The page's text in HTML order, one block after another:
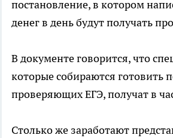
постановление, в котором
денег в день будут получать
В документе говорится, что
которые собираются готовить
проверяющих ЕГЭ, получат в
Столько же заработают